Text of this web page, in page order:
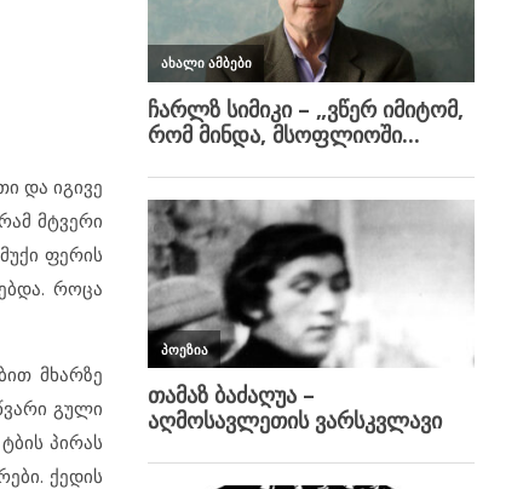
და იგივე
მტვერი
ფერის
როცა
მხარზე
გული
პირას
ქედის